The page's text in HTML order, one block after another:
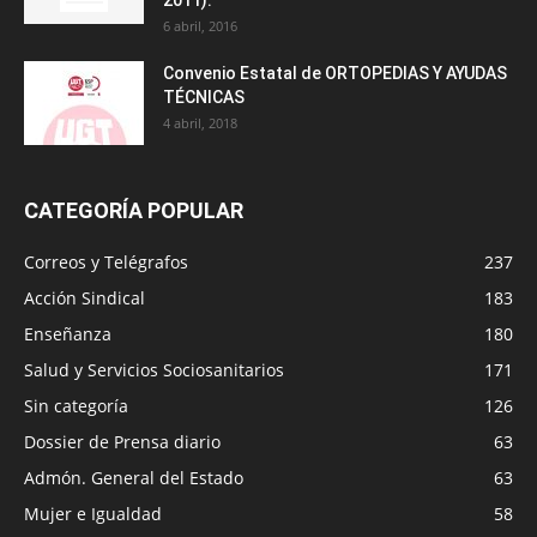
6 abril, 2016
Convenio Estatal de ORTOPEDIAS Y AYUDAS
TÉCNICAS
4 abril, 2018
CATEGORÍA POPULAR
Correos y Telégrafos
237
Acción Sindical
183
Enseñanza
180
Salud y Servicios Sociosanitarios
171
Sin categoría
126
Dossier de Prensa diario
63
Admón. General del Estado
63
Mujer e Igualdad
58